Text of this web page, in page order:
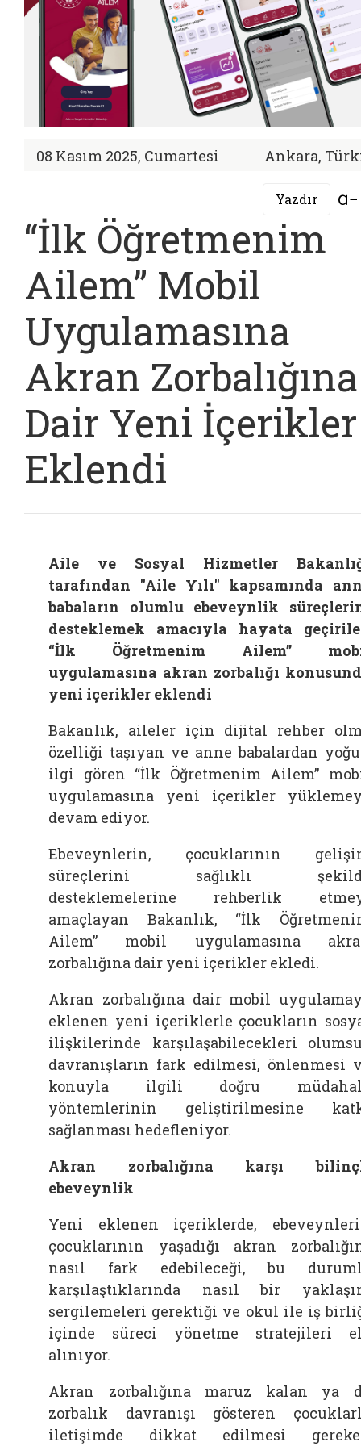
08 Kasım 2025, Cumartesi Ankara,
Yazdır
“İlk Öğretmenim
Ailem” Mobil
Uygulamasına
Akran Zorbalığına
Dair Yeni İçerikler
Eklendi
Aile ve Sosyal Hizmetler
tarafından "Aile Yılı" kapsamında
babaların olumlu ebeveynlik
desteklemek amacıyla hayata
“İlk Öğretmenim Ailem”
uygulamasına akran zorbalığı
yeni içerikler eklendi
Bakanlık, aileler için dijital rehber
özelliği taşıyan ve anne babalardan
ilgi gören “İlk Öğretmenim Ailem”
uygulamasına yeni içerikler
devam ediyor.
Ebeveynlerin, çocuklarının
süreçlerini sağlıklı
desteklemelerine rehberlik
amaçlayan Bakanlık, “İlk
Ailem” mobil uygulamasına
zorbalığına dair yeni içerikler ekledi.
Akran zorbalığına dair mobil
eklenen yeni içeriklerle çocukların
ilişkilerinde karşılaşabilecekleri
davranışların fark edilmesi, önlenmesi
konuyla ilgili doğru
yöntemlerinin geliştirilmesine
sağlanması hedefleniyor.
Akran zorbalığına karşı
ebeveynlik
Yeni eklenen içeriklerde,
çocuklarının yaşadığı akran
nasıl fark edebileceği, bu
karşılaştıklarında nasıl bir
sergilemeleri gerektiği ve okul ile iş
içinde süreci yönetme stratejileri
alınıyor.
Akran zorbalığına maruz kalan ya
zorbalık davranışı gösteren
iletişimde dikkat edilmesi